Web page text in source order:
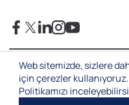
Web sitemizde, sizlere
için çerezler
Politikamızı
Gizlilik & KVKK İlkeleri
Çerez Politikası
Bilgi Toplumu Hizmetleri